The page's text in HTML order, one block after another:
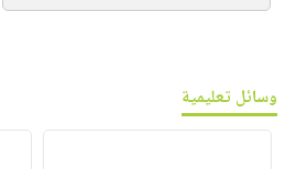
وسائل تعليمية